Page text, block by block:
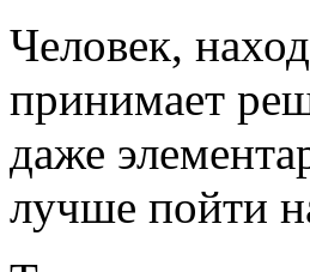
Человек,
принимает
даже
лучше пойти